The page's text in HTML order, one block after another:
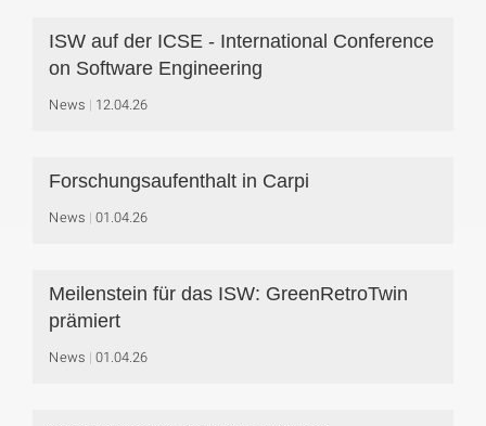
ISW auf der ICSE - International Conference
on Software Engineering
News 12.04.26
Forschungsaufenthalt in Carpi
News 01.04.26
Meilenstein für das ISW: GreenRetroTwin
prämiert
News 01.04.26